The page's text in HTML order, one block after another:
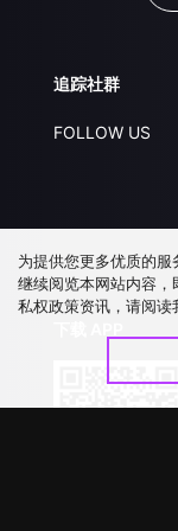
追踪社群
FOLLOW US
为提供您更多优质的
继续阅览本网站内容
私权政策资讯，请阅读